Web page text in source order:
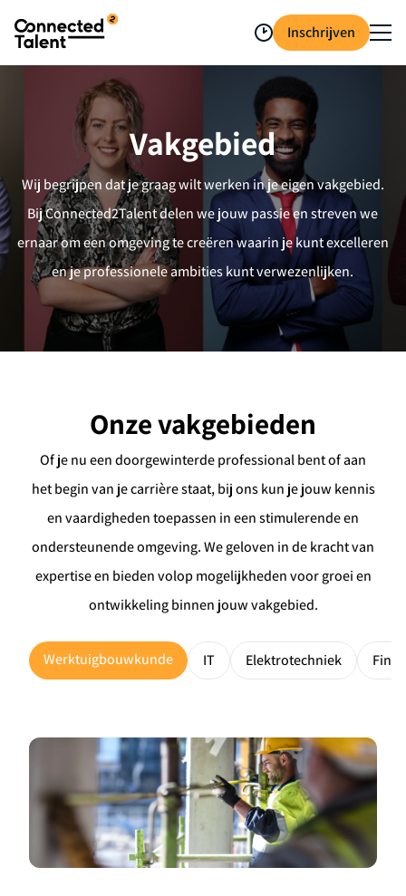
Inschrijven
Vakgebied
Wij begrijpen dat je graag wilt werken in je eigen vakgebied.
Bij Connected2Talent delen we jouw passie en streven we
ernaar om een omgeving te creëren waarin je kunt excelleren
en je professionele ambities kunt verwezenlijken.
Onze vakgebieden
Of je nu een doorgewinterde professional bent of aan
het begin van je carrière staat, bij ons kun je jouw kennis
en vaardigheden toepassen in een stimulerende en
ondersteunende omgeving. We geloven in de kracht van
expertise en bieden volop mogelijkheden voor groei en
ontwikkeling binnen jouw vakgebied.
Werktuigbouwkunde IT Elektrotechniek